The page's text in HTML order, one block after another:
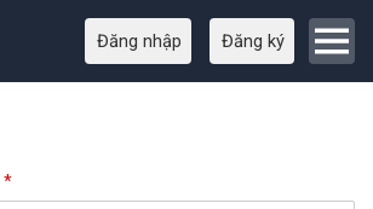
Đăng nhập Đăng ký
*